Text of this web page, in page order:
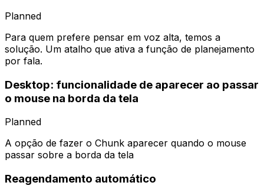
Planned
Para quem prefere pensar em voz alta, temos a
solução. Um atalho que ativa a função de planejamento
por fala.
Desktop: funcionalidade de aparecer ao passar
o mouse na borda da tela
Planned
A opção de fazer o Chunk aparecer quando o mouse
passar sobre a borda da tela
Reagendamento automático